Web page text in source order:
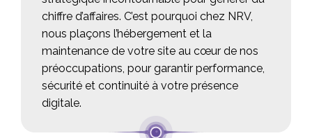
chiffre d’affaires. C’est pourquoi chez NRV,
nous plaçons l’hébergement et la
maintenance de votre site au cœur de nos
préoccupations, pour garantir performance,
sécurité et continuité à votre présence
digitale.